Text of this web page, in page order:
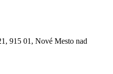
915 01, Nové Mesto nad